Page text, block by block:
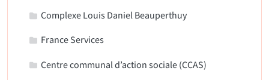
Complexe Louis Daniel Beauperthuy
France Services
Centre communal d’action sociale (CCAS)